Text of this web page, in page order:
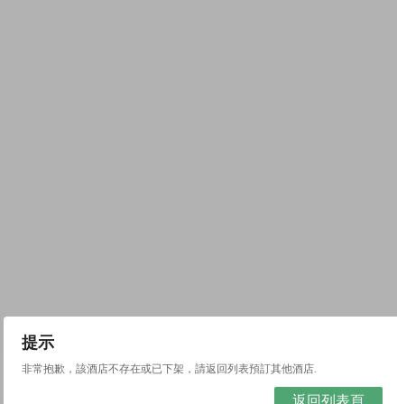
提示
非常抱歉，該酒店不存在或已下架，請返回列表預訂其他酒店.
返回列表頁